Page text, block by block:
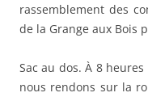
rassemblement des
de la Grange aux Bois
Sac au dos. À 8
nous rendons sur la